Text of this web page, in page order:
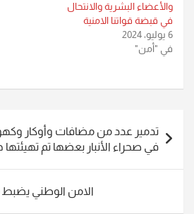
والأعضاء البشرية والانتحال
في قبضة قواتنا الامنية
6 يوليو، 2024
في "أمن"
المقالات
تدمير عدد من مضافات وأوكار
في صحراء الأنبار بعضها تم تهيئتها
الامن الوطني يضبط (٢٠) طناً من